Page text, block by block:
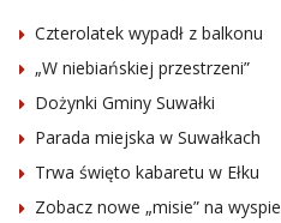
Czterolatek wypadł z balkonu
„W niebiańskiej przestrzeni”
Dożynki Gminy Suwałki
Parada miejska w Suwałkach
Trwa święto kabaretu w Ełku
Zobacz nowe „misie” na wyspie